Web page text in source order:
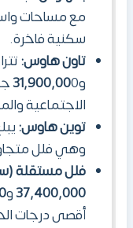
مع مساحات
سكنية فاخرة.
تاون هاوس:
و 31,900,00
0
الاجتماعية
توين هاوس:
وهي فلل
فلل مستقلة
37,400,000و
أقصى درجات